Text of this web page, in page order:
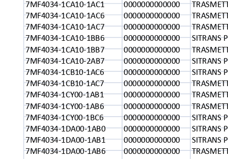
7MF4034-1CA10-1AC1
0000000000000
7MF4034-1CA10-1AC6
0000000000000
7MF4034-1CA10-1AC7
0000000000000
7MF4034-1CA10-1BB6
0000000000000
SITRANS
7MF4034-1CA10-1BB7
0000000000000
7MF4034-1CA10-2AB7
0000000000000
SITRANS
7MF4034-1CB10-1AC6
0000000000000
SITRANS
7MF4034-1CB10-1AC7
0000000000000
7MF4034-1CY00-1AB1
0000000000000
7MF4034-1CY00-1AB6
0000000000000
7MF4034-1CY00-1BC6
0000000000000
SITRANS P
7MF4034-1DA00-1AB0
0000000000000
SITRANS
7MF4034-1DA00-1AB1
0000000000000
SITRANS
7MF4034-1DA00-1AB6
0000000000000